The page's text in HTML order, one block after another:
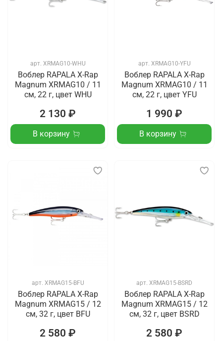
арт. XRMAG10-WHU
Воблер RAPALA X-Rap
Magnum XRMAG10 / 11
см, 22 г, цвет WHU
2 130 ₽
В корзину
арт. XRMAG10-YFU
Воблер RAPALA X-Rap
Magnum XRMAG10 / 11
см, 22 г, цвет YFU
1 990 ₽
В корзину
арт. XRMAG15-BFU
Воблер RAPALA X-Rap
Magnum XRMAG15 / 12
см, 32 г, цвет BFU
2 580 ₽
арт. XRMAG15-BSRD
Воблер RAPALA X-Rap
Magnum XRMAG15 / 12
см, 32 г, цвет BSRD
2 580 ₽